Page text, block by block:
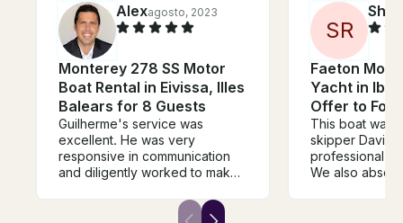
Alexagosto, 2023
Monterey 278 SS Motor
Boat Rental in Eivissa, Illes
Balears for 8 Guests
Guilherme's service was
excellent. He was very
responsive in communication
and diligently worked to make
care of - from helping me rent
SR
Faeton
Yacht in
Offer to
This boat was
skipper David
professional
We also